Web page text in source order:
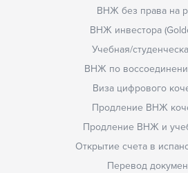
ВНЖ без права на
ВНЖ инвестора
Учебная/
ВНЖ по
Виза цифрового
Продление ВНЖ
Продление ВНЖ и
Открытие счета в
Перевод